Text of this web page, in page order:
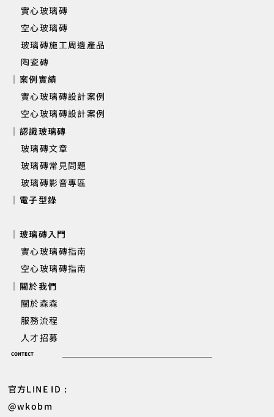
Q19 Doric 空心玻璃磚
實心玻璃磚
​ 空心玻璃磚
玻璃磚施工周邊產品
陶瓷磚
｜案例實績
實心玻璃磚設計案例
空心玻璃磚設計案例
｜認識玻璃磚
玻璃磚文章
玻璃磚常見問題
玻璃磚影音專區
｜電子型錄
｜玻璃磚入門
實心玻璃磚指南
空心玻璃磚指南
｜關於我們
關於森森
服務流程
人才招募
CONTECT
官方LINE ID :
@wkobm